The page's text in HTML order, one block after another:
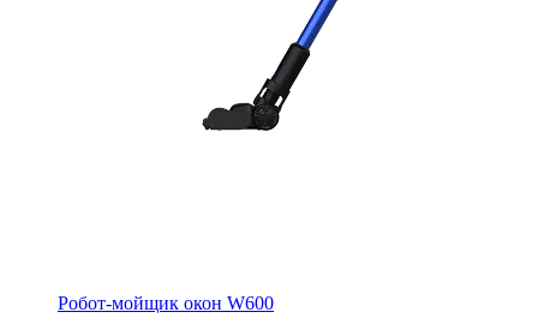
Робот-мойщик окон W600